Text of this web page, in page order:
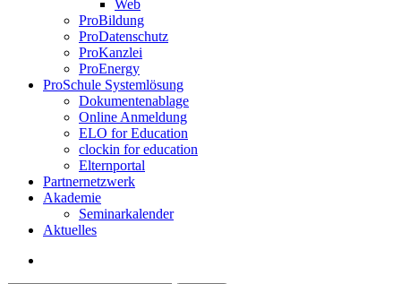
Web
ProBildung
ProDatenschutz
ProKanzlei
ProEnergy
ProSchule Systemlösung
Dokumentenablage
Online Anmeldung
ELO for Education
clockin for education
Elternportal
Partnernetzwerk
Akademie
Seminarkalender
Aktuelles